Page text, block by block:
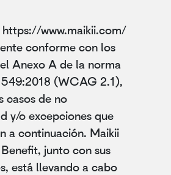
https://www.maikii.com/
conforme con los
Anexo A de la norma
(WCAG 2.1),
casos de no
y/o excepciones que
a continuación. Maikii
junto con sus
está llevando a cabo